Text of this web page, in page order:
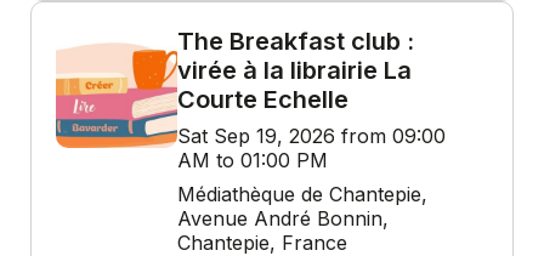
The Breakfast club :
virée à la librairie La
Courte Echelle
Sat Sep 19, 2026 from 09:00
AM to 01:00 PM
Médiathèque de Chantepie,
Avenue André Bonnin,
Chantepie, France